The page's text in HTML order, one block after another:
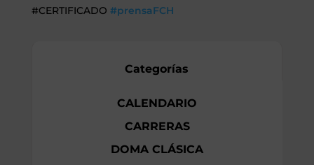
#CERTIFICADO #prensaFCH
Categorías
CALENDARIO
CARRERAS
DOMA CLÁSICA